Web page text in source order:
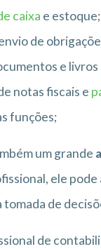
caixa e estoque;
de
e
notas fiscais e
funções;
um grande
ele
de
de